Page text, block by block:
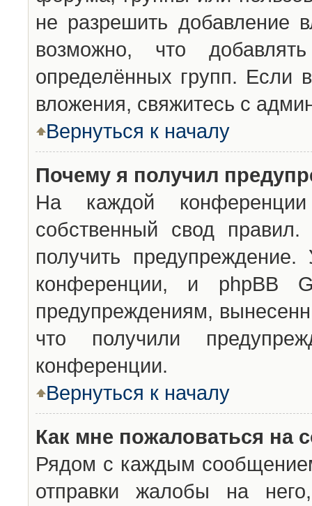
не разрешить добавление
возможно, что
определённых групп. Если
вложения, свяжитесь с
Вернуться к началу
Почему я получил
На каждой конференции
собственный свод
получить
конференции, и phpBB
предупреждениям,
что получили
конференции.
Вернуться к началу
Как мне пожаловаться на
Рядом с каждым
отправки жалобы на